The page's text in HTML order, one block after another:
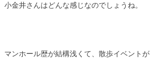
小金井さんはどんな感じなのでしょうね。
マンホール歴が結構浅くて、散歩イベントが